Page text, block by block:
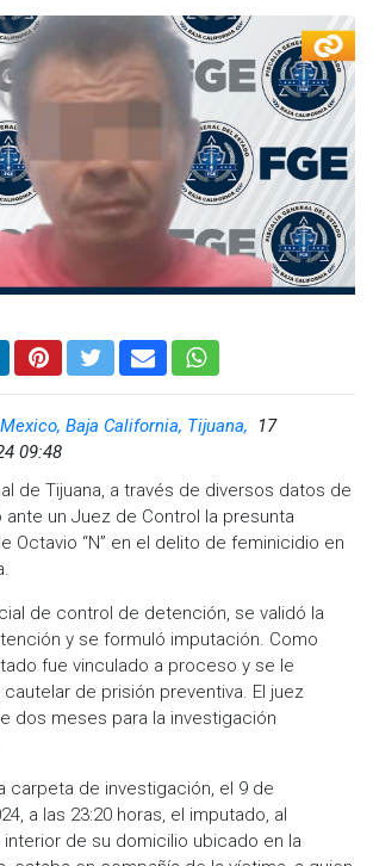
Mexico, Baja California, Tijuana,
17
09:48
de Tijuana, a través de diversos datos de
un Juez de Control la presunta
Octavio “N” en el delito de feminicidio en
de control de detención, se validó la
y se formuló imputación. Como
fue vinculado a proceso y se le
de prisión preventiva. El juez
dos meses para la investigación
carpeta de investigación, el 9 de
a las 23:20 horas, el imputado, al
de su domicilio ubicado en la